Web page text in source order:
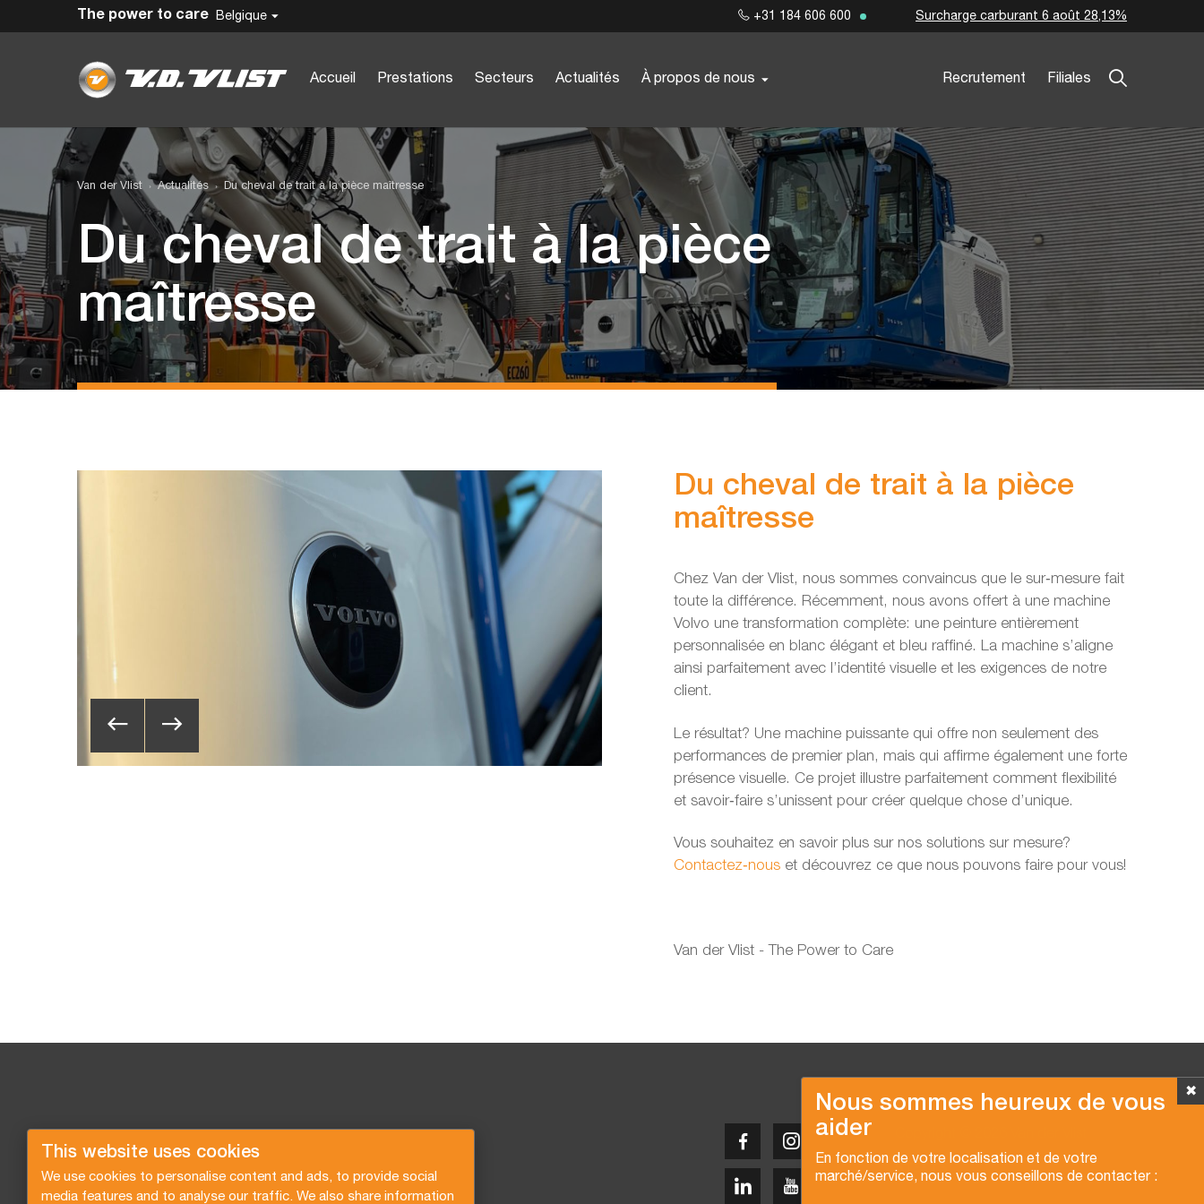
This website uses cookies
We use cookies to personalise content and ads, to provide social
media features and to analyse our traffic. We also share information
Belgique
Accueil Prestations Secteurs Actualités À propos de nous Recrutement Filiales
The power to care +31 184 606 600 Surcharge carburant 6 août 28,13%
Van der Vlist Actualités Du cheval de trait à la pièce maîtresse
Du cheval de trait à la pièce
maîtresse
Du cheval de trait à la pièce
maîtresse
Chez Van der Vlist, nous sommes convaincus que le sur‑mesure fait
toute la différence. Récemment, nous avons offert à une machine
Volvo une transformation complète: une peinture entièrement
personnalisée en blanc élégant et bleu raffiné. La machine s’aligne
ainsi parfaitement avec l’identité visuelle et les exigences de notre
client.
Le résultat? Une machine puissante qui offre non seulement des
performances de premier plan, mais qui affirme également une forte
présence visuelle. Ce projet illustre parfaitement comment flexibilité
et savoir‑faire s’unissent pour créer quelque chose d’unique.
Vous souhaitez en savoir plus sur nos solutions sur mesure?
Contactez‑nouset découvrez ce que nous pouvons faire pour vous!
Van der Vlist - The Power to Care
✖
Nous sommes heureux de vous
aider
En fonction de votre localisation et de votre
marché/service, nous vous conseillons de contacter :